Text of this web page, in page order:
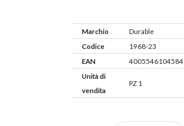
Marchio
Durable
Codice
1968-23
EAN
4005546104584
Unità di
vendita
PZ 1